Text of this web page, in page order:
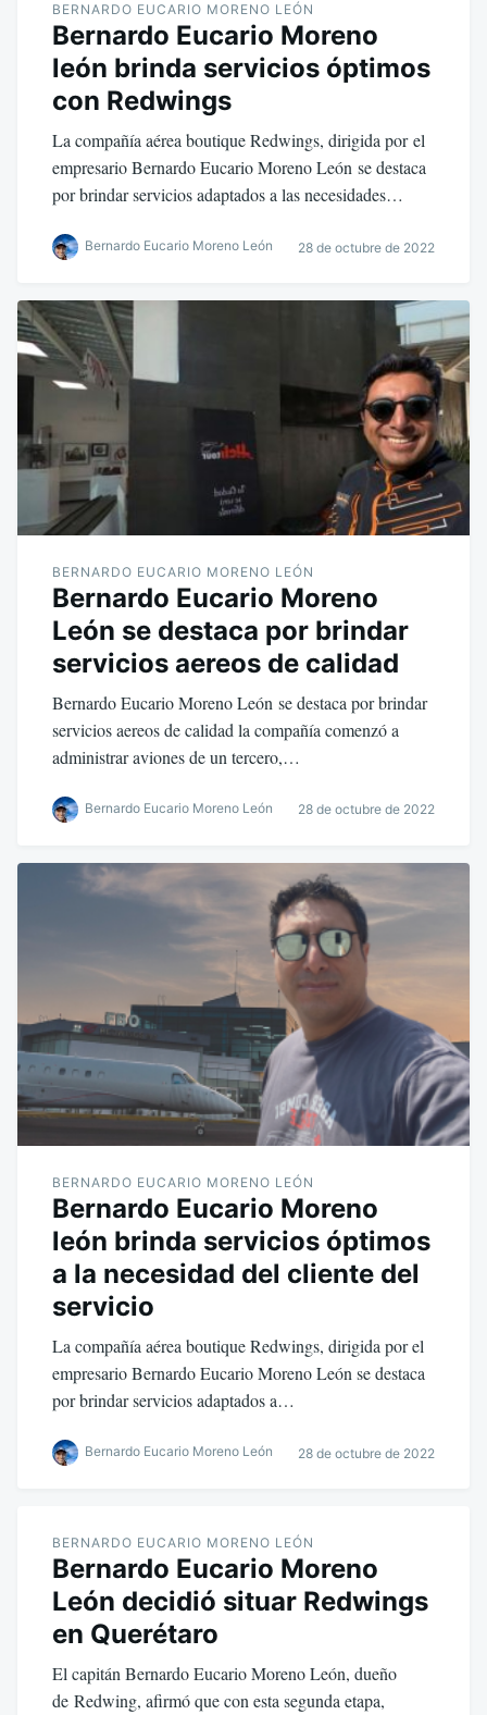
BERNARDO EUCARIO MORENO LEÓN
Bernardo Eucario Moreno
león brinda servicios óptimos
con Redwings
La compañía aérea boutique Redwings, dirigida por el
empresario Bernardo Eucario Moreno León se destaca
por brindar servicios adaptados a las necesidades…
Bernardo Eucario Moreno León 28 de octubre de 2022
BERNARDO EUCARIO MORENO LEÓN
Bernardo Eucario Moreno
León se destaca por brindar
servicios aereos de calidad
Bernardo Eucario Moreno León se destaca por brindar
servicios aereos de calidad la compañía comenzó a
administrar aviones de un tercero,…
Bernardo Eucario Moreno León 28 de octubre de 2022
BERNARDO EUCARIO MORENO LEÓN
Bernardo Eucario Moreno
león brinda servicios óptimos
a la necesidad del cliente del
servicio
La compañía aérea boutique Redwings, dirigida por el
empresario Bernardo Eucario Moreno León se destaca
por brindar servicios adaptados a…
Bernardo Eucario Moreno León 28 de octubre de 2022
BERNARDO EUCARIO MORENO LEÓN
Bernardo Eucario Moreno
León decidió situar Redwings
en Querétaro
El capitán Bernardo Eucario Moreno León, dueño
de Redwing, afirmó que con esta segunda etapa,